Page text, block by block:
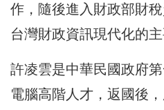
作，隨後進入財政部財
台灣財政資訊現代化的主
許凌雲是中華民國政府
電腦高階人才，返國後